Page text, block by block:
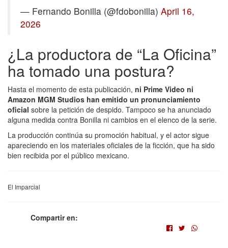
— Fernando Bonilla (@fdobonilla) April 16,
2026
¿La productora de “La Oficina”
ha tomado una postura?
Hasta el momento de esta publicación, ni Prime Video ni
Amazon MGM Studios han emitido un pronunciamiento
oficial sobre la petición de despido. Tampoco se ha anunciado
alguna medida contra Bonilla ni cambios en el elenco de la serie.
La producción continúa su promoción habitual, y el actor sigue
apareciendo en los materiales oficiales de la ficción, que ha sido
bien recibida por el público mexicano.
El Imparcial
Compartir en: